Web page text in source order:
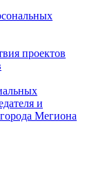
проектов
и
Мегиона